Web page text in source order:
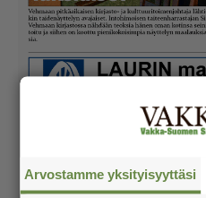
Arvostamme yksityisyyttäsi